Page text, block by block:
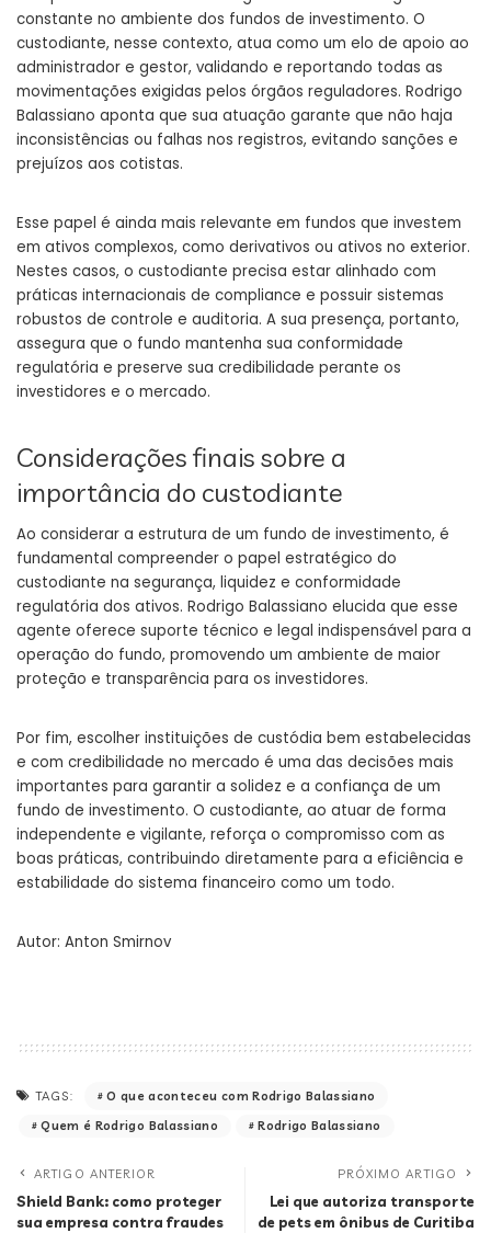
constante no ambiente dos fundos de investimento. O
custodiante, nesse contexto, atua como um elo de apoio ao
administrador e gestor, validando e reportando todas as
movimentações exigidas pelos órgãos reguladores. Rodrigo
Balassiano aponta que sua atuação garante que não haja
inconsistências ou falhas nos registros, evitando sanções e
prejuízos aos cotistas.
Esse papel é ainda mais relevante em fundos que investem
em ativos complexos, como derivativos ou ativos no exterior.
Nestes casos, o custodiante precisa estar alinhado com
práticas internacionais de compliance e possuir sistemas
robustos de controle e auditoria. A sua presença, portanto,
assegura que o fundo mantenha sua conformidade
regulatória e preserve sua credibilidade perante os
investidores e o mercado.
Considerações finais sobre a
importância do custodiante
Ao considerar a estrutura de um fundo de investimento, é
fundamental compreender o papel estratégico do
custodiante na segurança, liquidez e conformidade
regulatória dos ativos. Rodrigo Balassiano elucida que esse
agente oferece suporte técnico e legal indispensável para a
operação do fundo, promovendo um ambiente de maior
proteção e transparência para os investidores.
Por fim, escolher instituições de custódia bem estabelecidas
e com credibilidade no mercado é uma das decisões mais
importantes para garantir a solidez e a confiança de um
fundo de investimento. O custodiante, ao atuar de forma
independente e vigilante, reforça o compromisso com as
boas práticas, contribuindo diretamente para a eficiência e
estabilidade do sistema financeiro como um todo.
Autor: Anton Smirnov
TAGS:
O que aconteceu com Rodrigo Balassiano
Quem é Rodrigo Balassiano
Rodrigo Balassiano
ARTIGO ANTERIOR
Shield Bank: como proteger
sua empresa contra fraudes
PRÓXIMO ARTIGO
Lei que autoriza transporte
de pets em ônibus de Curitiba